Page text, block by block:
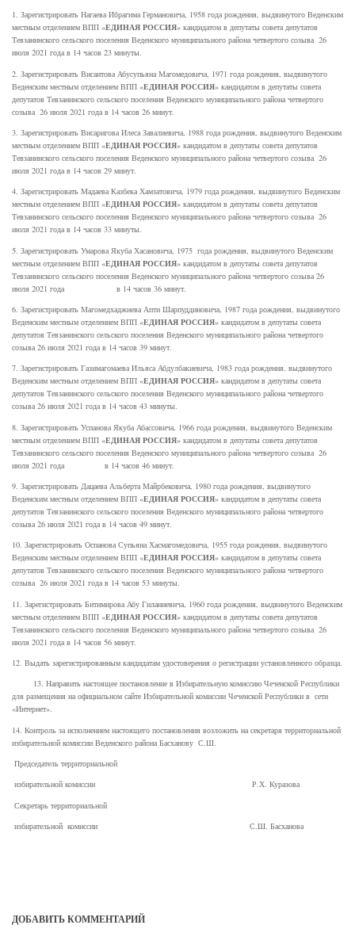
1. Зарегистрировать Нагаева Ибрагима Германовича, 1958 года рождения, выдвинутого Веденским
местным отделением ВПП «ЕДИНАЯ РОССИЯ» кандидатом в депутаты совета депутатов
Тевзанинского сельского поселения Веденского муниципального района четвертого созыва 26
июля 2021 года в 14 часов 23 минуты.
2. Зарегистрировать Висаитова Абусупьяна Магомедовича, 1971 года рождения, выдвинутого
Веденским местным отделением ВПП «ЕДИНАЯ РОССИЯ» кандидатом в депутаты совета
депутатов Тевзанинского сельского поселения Веденского муниципального района четвертого
созыва 26 июля 2021 года в 14 часов 26 минут.
3. Зарегистрировать Висаригова Илеса Завалиевича, 1988 года рождения, выдвинутого Веденским
местным отделением ВПП «ЕДИНАЯ РОССИЯ» кандидатом в депутаты совета депутатов
Тевзанинского сельского поселения Веденского муниципального района четвертого созыва 26
июля 2021 года в 14 часов 29 минут.
4. Зарегистрировать Мадаева Казбека Хамзатовича, 1979 года рождения, выдвинутого Веденским
местным отделением ВПП «ЕДИНАЯ РОССИЯ» кандидатом в депутаты совета депутатов
Тевзанинского сельского поселения Веденского муниципального района четвертого созыва 26
июля 2021 года в 14 часов 33 минуты.
5. Зарегистрировать Умарова Якуба Хасановича, 1975 года рождения, выдвинутого Веденским
местным отделением ВПП «ЕДИНАЯ РОССИЯ» кандидатом в депутаты совета депутатов
Тевзанинского сельского поселения Веденского муниципального района четвертого созыва 26
июля 2021 года в 14 часов 36 минут.
6. Зарегистрировать Магомедхаджиева Апти Шарпуддиновича, 1987 года рождения, выдвинутого
Веденским местным отделением ВПП «ЕДИНАЯ РОССИЯ» кандидатом в депутаты совета
депутатов Тевзанинского сельского поселения Веденского муниципального района четвертого
созыва 26 июля 2021 года в 14 часов 39 минут.
7. Зарегистрировать Газимагомаева Ильяса Абдулбакиевича, 1983 года рождения, выдвинутого
Веденским местным отделением ВПП «ЕДИНАЯ РОССИЯ» кандидатом в депутаты совета
депутатов Тевзанинского сельского поселения Веденского муниципального района четвертого
созыва 26 июля 2021 года в 14 часов 43 минуты.
8. Зарегистрировать Успанова Якуба Абассовича, 1966 года рождения, выдвинутого Веденским
местным отделением ВПП «ЕДИНАЯ РОССИЯ» кандидатом в депутаты совета депутатов
Тевзанинского сельского поселения Веденского муниципального района четвертого созыва 26
июля 2021 года в 14 часов 46 минут.
9. Зарегистрировать Дацаева Альберта Майрбековича, 1980 года рождения, выдвинутого
Веденским местным отделением ВПП «ЕДИНАЯ РОССИЯ» кандидатом в депутаты совета
депутатов Тевзанинского сельского поселения Веденского муниципального района четвертого
созыва 26 июля 2021 года в 14 часов 49 минут.
10. Зарегистрировать Оспанова Супьяна Хасмагомедовича, 1955 года рождения, выдвинутого
Веденским местным отделением ВПП «ЕДИНАЯ РОССИЯ» кандидатом в депутаты совета
депутатов Тевзанинского сельского поселения Веденского муниципального района четвертого
созыва 26 июля 2021 года в 14 часов 53 минуты.
11. Зарегистрировать Битимирова Абу Гиланиевича, 1960 года рождения, выдвинутого Веденским
местным отделением ВПП «ЕДИНАЯ РОССИЯ» кандидатом в депутаты совета депутатов
Тевзанинского сельского поселения Веденского муниципального района четвертого созыва 26
июля 2021 года в 14 часов 56 минут.
12. Выдать зарегистрированным кандидатам удостоверения о регистрации установленного образца.
13. Направить настоящее постановление в Избирательную комиссию Чеченской Республики
для размещения на официальном сайте Избирательной комиссии Чеченской Республики в сети
«Интернет».
14. Контроль за исполнением настоящего постановления возложить на секретаря территориальной
избирательной комиссии Веденского района Басханову С.Ш.
Председатель территориальной
избирательной комиссии Р.Х. Куразова
Секретарь территориальной
избирательной комиссии С.Ш. Басханова
ДОБАВИТЬ КОММЕНТАРИЙ